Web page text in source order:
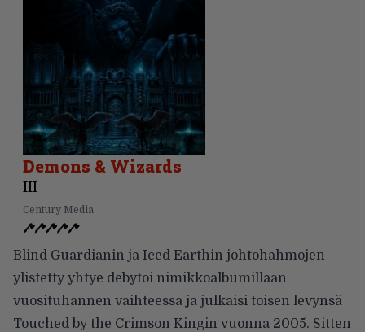
Demons & Wizards
III
Century Media
Blind Guardianin ja Iced Earthin johtohahmojen
ylistetty yhtye debytoi nimikkoalbumillaan
vuosituhannen vaihteessa ja julkaisi toisen levynsä
Touched by the Crimson Kingin vuonna 2005. Sitten